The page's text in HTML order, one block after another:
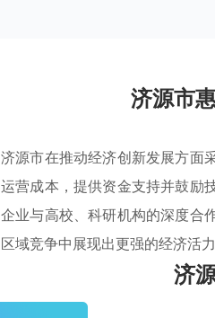
济源市
济源市在推动经济创新发展方面
运营成本，提供资金支持并鼓励
企业与高校、科研机构的深度合
区域竞争中展现出更强的经济活
济